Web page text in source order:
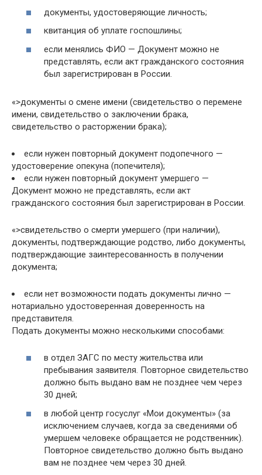
документы, удостоверяющие личность;
квитанция об уплате госпошлины;
если менялись ФИО — Документ можно не
представлять, если акт гражданского состояния
был зарегистрирован в России.
«>документы о смене имени (свидетельство о перемене
имени, свидетельство о заключении брака,
свидетельство о расторжении брака);
если нужен повторный документ подопечного —
удостоверение опекуна (попечителя);
если нужен повторный документ умершего —
Документ можно не представлять, если акт
гражданского состояния был зарегистрирован в России.
«>свидетельство о смерти умершего (при наличии),
документы, подтверждающие родство, либо документы,
подтверждающие заинтересованность в получении
документа;
если нет возможности подать документы лично —
нотариально удостоверенная доверенность на
представителя.
Подать документы можно несколькими способами:
в отдел ЗАГС по месту жительства или
пребывания заявителя. Повторное свидетельство
должно быть выдано вам не позднее чем через
30 дней;
в любой центр госуслуг «Мои документы» (за
исключением случаев, когда за сведениями об
умершем человеке обращается не родственник).
Повторное свидетельство должно быть выдано
вам не позднее чем через 30 дней.